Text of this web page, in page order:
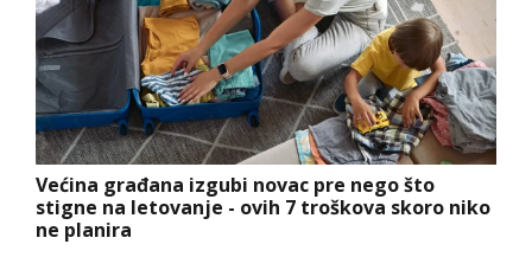
Većina građana izgubi novac pre nego što
stigne na letovanje - ovih 7 troškova skoro niko
ne planira